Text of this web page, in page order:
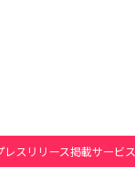
レスリリース掲載サービス